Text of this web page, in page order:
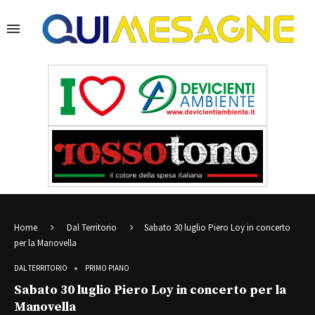
Home Dal Territorio
Sabato 30 luglio Piero Loy in concerto
per la Manovella
DAL TERRITORIO PRIMO PIANO
Sabato 30 luglio Piero Loy in concerto per la
Manovella